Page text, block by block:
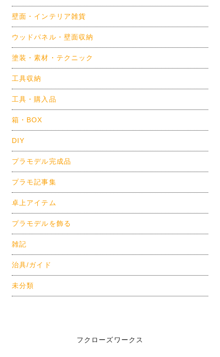
壁面・インテリア雑貨
ウッドパネル・壁面収納
塗装・素材・テクニック
工具収納
工具・購入品
箱・BOX
DIY
プラモデル完成品
プラモ記事集
卓上アイテム
プラモデルを飾る
雑記
治具/ガイド
未分類
フクローズワークス